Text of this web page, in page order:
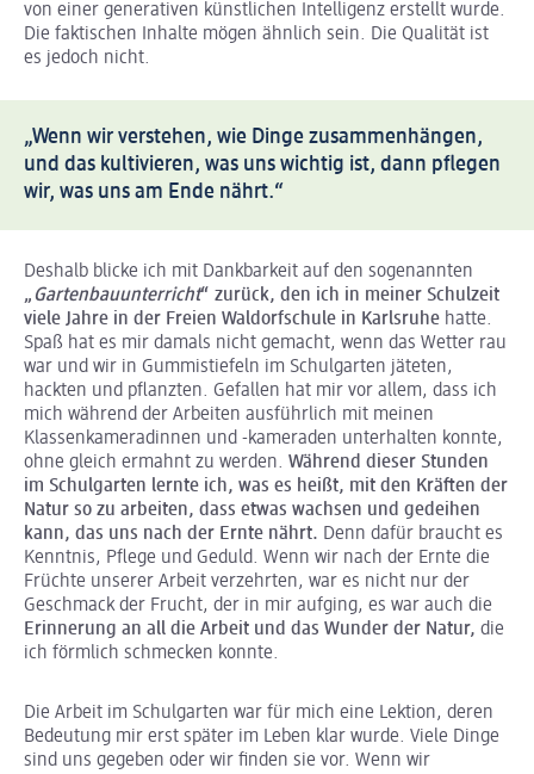
von einer generativen künstlichen Intelligenz erstellt wurde.
Die faktischen Inhalte mögen ähnlich sein. Die Qualität ist
es jedoch nicht.
„Wenn wir verstehen, wie Dinge zusammenhängen,
und das kultivieren, was uns wichtig ist, dann pflegen
wir, was uns am Ende nährt.“
Deshalb blicke ich mit Dankbarkeit auf den sogenannten
„Gartenbauunterricht“ zurück, den ich in meiner Schulzeit
viele Jahre in der Freien Waldorfschule in Karlsruhe hatte.
Spaß hat es mir damals nicht gemacht, wenn das Wetter rau
war und wir in Gummistiefeln im Schulgarten jäteten,
hackten und pflanzten. Gefallen hat mir vor allem, dass ich
mich während der Arbeiten ausführlich mit meinen
Klassenkameradinnen und -kameraden unterhalten konnte,
ohne gleich ermahnt zu werden. Während dieser Stunden
im Schulgarten lernte ich, was es heißt, mit den Kräften der
Natur so zu arbeiten, dass etwas wachsen und gedeihen
kann, das uns nach der Ernte nährt. Denn dafür braucht es
Kenntnis, Pflege und Geduld. Wenn wir nach der Ernte die
Früchte unserer Arbeit verzehrten, war es nicht nur der
Geschmack der Frucht, der in mir aufging, es war auch die
Erinnerung an all die Arbeit und das Wunder der Natur, die
ich förmlich schmecken konnte.
Die Arbeit im Schulgarten war für mich eine Lektion, deren
Bedeutung mir erst später im Leben klar wurde. Viele Dinge
sind uns gegeben oder wir finden sie vor. Wenn wir